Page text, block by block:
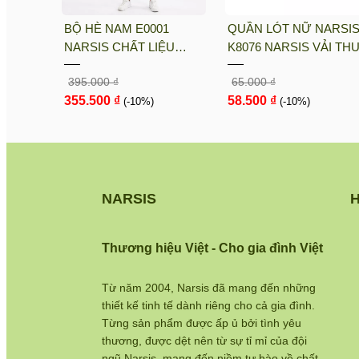
BỘ HÈ NAM E0001
NARSIS CHẤT LIỆU
THOÁNG MÁT, DỄ CHỊU,
THOẢI MÁI CẢ NGÀY, DỄ
VẬN ĐỘNG
395.000 ₫
355.500 ₫ (-10%)
QUẦN LÓT NỮ NARSIS
K8076 NARSIS VẢI
LẠNH THOÁNG MÁT,
COTTON THOẢI MÁI,
DÁNG TỐT, THO...
65.000 ₫
58.500 ₫ (-10%)
NARSIS
Từ năm 2004, Narsis đã mang đến những
thiết kế tinh tế dành riêng cho cả gia đình.
Từng sản phẩm được ấp ủ bởi tình yêu
thương, được dệt nên từ sự tỉ mỉ của đội
Thương hiệu Việt - Cho gia đình Việt